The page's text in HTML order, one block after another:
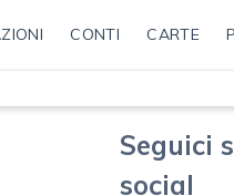
CONTI CARTE
Seguici
social